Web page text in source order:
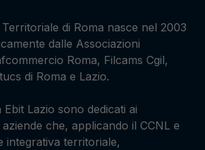
Territoriale di Roma nasce nel 2003
dalle Associazioni
Roma, Filcams Cgil,
di Roma e Lazio.
Lazio sono dedicati ai
che, applicando il CCNL e
integrativa territoriale,